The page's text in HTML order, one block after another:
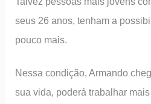
seus 26 anos, tenham a
pouco mais.
Nessa condição, Armando
sua vida, poderá trabalhar